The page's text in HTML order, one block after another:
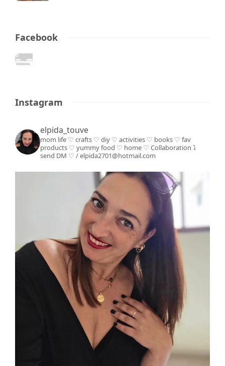
Facebook
Instagram
elpida_touve
mom life ♡ crafts ♡ diy ♡ activities ♡ books ♡ fav
products ♡ yummy food ♡ home ♡ Collaboration ⤵️
send DM ♡ / elpida2701@hotmail.com